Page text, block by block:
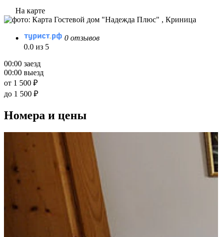
На карте
0 отзывов
0.0 из 5
00:00 заезд
00:00 выезд
от 1 500 ₽
до 1 500 ₽
Номера и цены